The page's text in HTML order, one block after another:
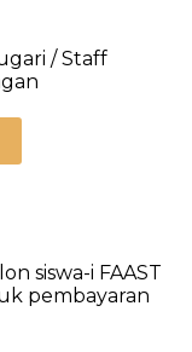
/ Staff
siswa-i FAAST
pembayaran